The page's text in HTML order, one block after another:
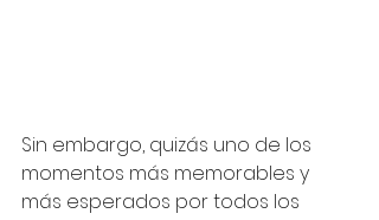
Sin embargo, quizás uno de los
momentos más memorables y
más esperados por todos los